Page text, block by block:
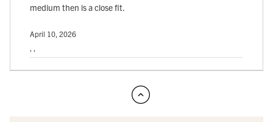
medium then is a close fit.
April 10, 2026